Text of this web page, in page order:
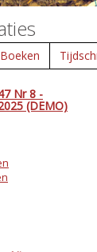
Nr 8 -
(DEMO)